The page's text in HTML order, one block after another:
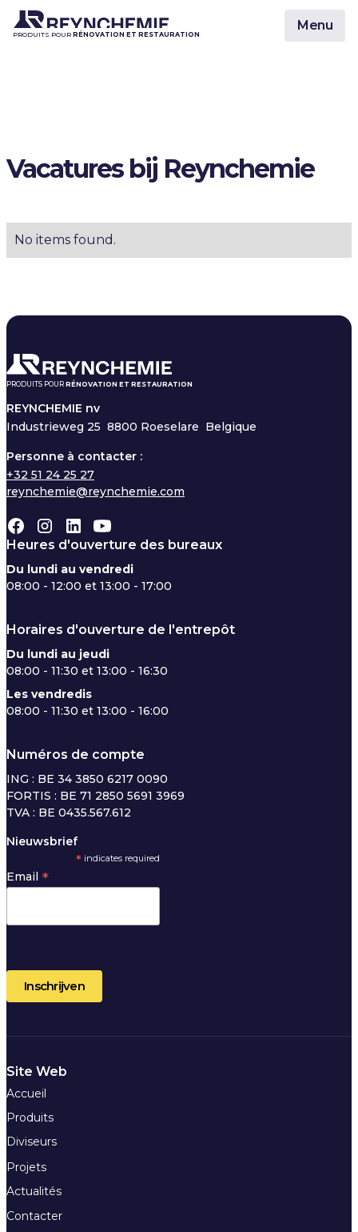
PRODUITS POUR RÉNOVATION ET RESTAURATION
Menu
Vacatures bij Reynchemie
No items found.
PRODUITS POUR RÉNOVATION ET RESTAURATION
REYNCHEMIE nv
Industrieweg 25 8800 Roeselare Belgique
Personne à contacter :
+32 51 24 25 27
reynchemie@reynchemie.com
Heures d'ouverture des bureaux
Du lundi au vendredi
08:00 - 12:00 et 13:00 - 17:00
Horaires d'ouverture de l'entrepôt
Du lundi au jeudi
08:00 - 11:30 et 13:00 - 16:30
Les vendredis
08:00 - 11:30 et 13:00 - 16:00
Numéros de compte
ING : BE 34 3850 6217 0090
FORTIS : BE 71 2850 5691 3969
TVA : BE 0435.567.612
Nieuwsbrief
* indicates required
Email *
Site Web
Accueil
Produits
Diviseurs
Projets
Actualités
Contacter